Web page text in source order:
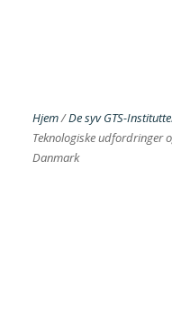
Foreningen
Hjem/De syv GTS-
Teknologiske udfordringer
Danmark